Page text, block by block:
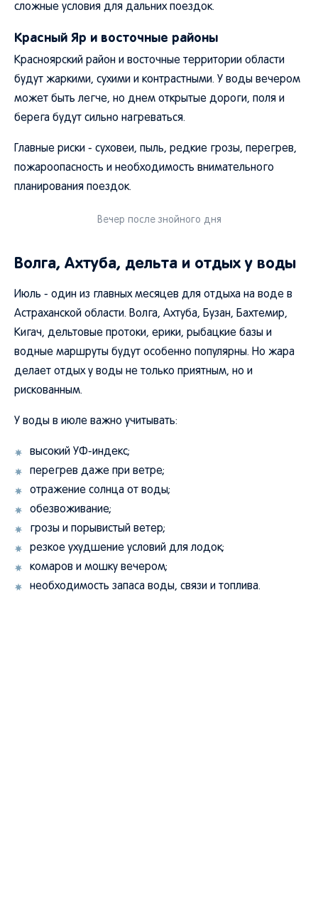
сложные условия для дальних поездок.
Красный Яр и восточные районы
Красноярский район и восточные территории области
будут жаркими, сухими и контрастными. У воды вечером
может быть легче, но днем открытые дороги, поля и
берега будут сильно нагреваться.
Главные риски - суховеи, пыль, редкие грозы, перегрев,
пожароопасность и необходимость внимательного
планирования поездок.
Вечер после знойного дня
Волга, Ахтуба, дельта и отдых у воды
Июль - один из главных месяцев для отдыха на воде в
Астраханской области. Волга, Ахтуба, Бузан, Бахтемир,
Кигач, дельтовые протоки, ерики, рыбацкие базы и
водные маршруты будут особенно популярны. Но жара
делает отдых у воды не только приятным, но и
рискованным.
У воды в июле важно учитывать:
высокий УФ-индекс;
перегрев даже при ветре;
отражение солнца от воды;
обезвоживание;
грозы и порывистый ветер;
резкое ухудшение условий для лодок;
комаров и мошку вечером;
необходимость запаса воды, связи и топлива.